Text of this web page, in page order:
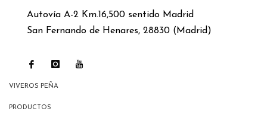
Autovía A-2 Km.16,500 sentido Madrid
San Fernando de Henares, 28830 (Madrid)
VIVEROS PEÑA
PRODUCTOS